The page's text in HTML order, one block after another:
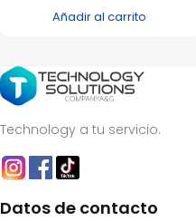
Añadir al carrito
Technology a tu servicio.
Datos de contacto